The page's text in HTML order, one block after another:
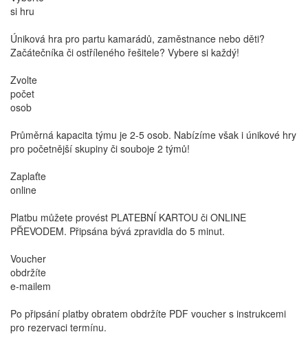
si hru
Úniková hra pro partu kamarádů, zaměstnance nebo děti?
Začátečníka či ostříleného řešitele? Vybere si každý!
Zvolte
počet
osob
Průměrná kapacita týmu je 2-5 osob. Nabízíme však i únikové hry
pro početnější skupiny či souboje 2 týmů!
Zaplaťte
online
Platbu můžete provést PLATEBNÍ KARTOU či ONLINE
PŘEVODEM. Připsána bývá zpravidla do 5 minut.
Voucher
obdržíte
e-mailem
Po připsání platby obratem obdržíte PDF voucher s instrukcemi
pro rezervaci termínu.